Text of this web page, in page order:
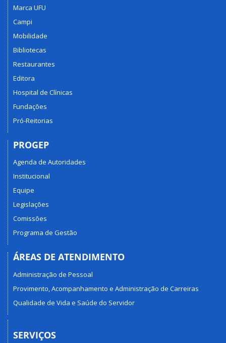
Marca UFU
Campi
Mobilidade
Bibliotecas
Restaurantes
Editora
Hospital de Clínicas
Fundações
Pró-Reitorias
PROGEP
Agenda de Autoridades
Institucional
Equipe
Legislações
Comissões
Programa de Gestão
ÁREAS DE ATENDIMENTO
Administração de Pessoal
Provimento, Acompanhamento e Administração de Carreiras
Qualidade de Vida e Saúde do Servidor
SERVIÇOS